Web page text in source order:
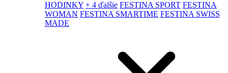
HODINKY + 4 ďalšie FESTINA SPORT FESTINA
WOMAN FESTINA SMARTIME FESTINA SWISS
MADE